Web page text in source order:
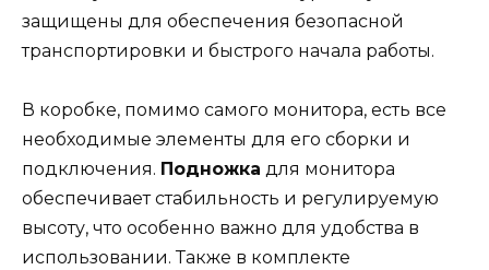
защищены для обеспечения безопасной
транспортировки и быстрого начала работы.
В коробке, помимо самого монитора, есть все
необходимые элементы для его сборки и
подключения. Подножка для монитора
обеспечивает стабильность и регулируемую
высоту, что особенно важно для удобства в
использовании. Также в комплекте